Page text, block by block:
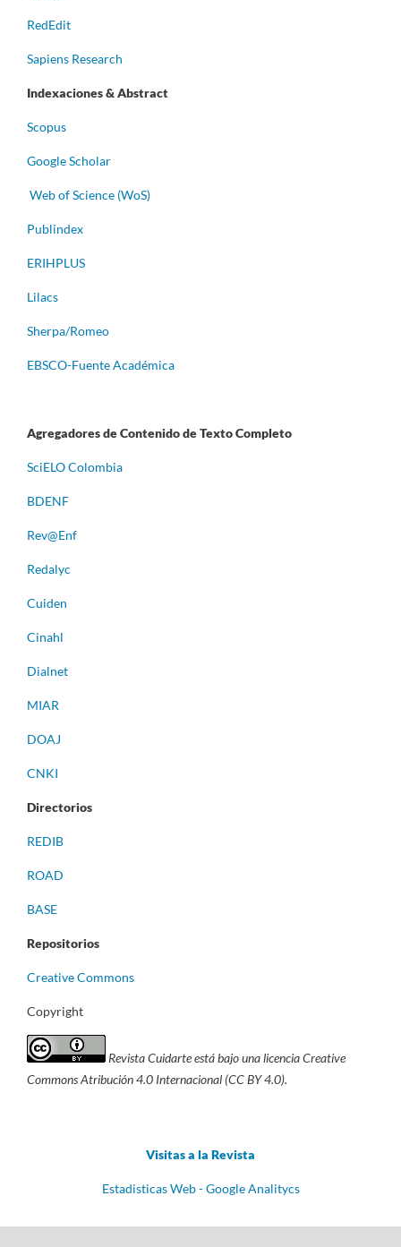
RedEdit
Sapiens Research
Indexaciones & Abstract
Scopus
Google Scholar
Web of Science (WoS)
Publindex
ERIHPLUS
Lilacs
Sherpa/Romeo
EBSCO-Fuente Académica
Agregadores de Contenido de Texto Completo
SciELO Colombia
BDENF
Rev@Enf
Redalyc
Cuiden
Cinahl
Dialnet
MIAR
DOAJ
CNKI
Directorios
REDIB
ROAD
BASE
Repositorios
Creative Commons
Copyright
Revista Cuidarte está bajo una licencia Creative
Commons Atribución 4.0 Internacional (CC BY 4.0).
Visitas a la Revista
Estadisticas Web - Google Analitycs